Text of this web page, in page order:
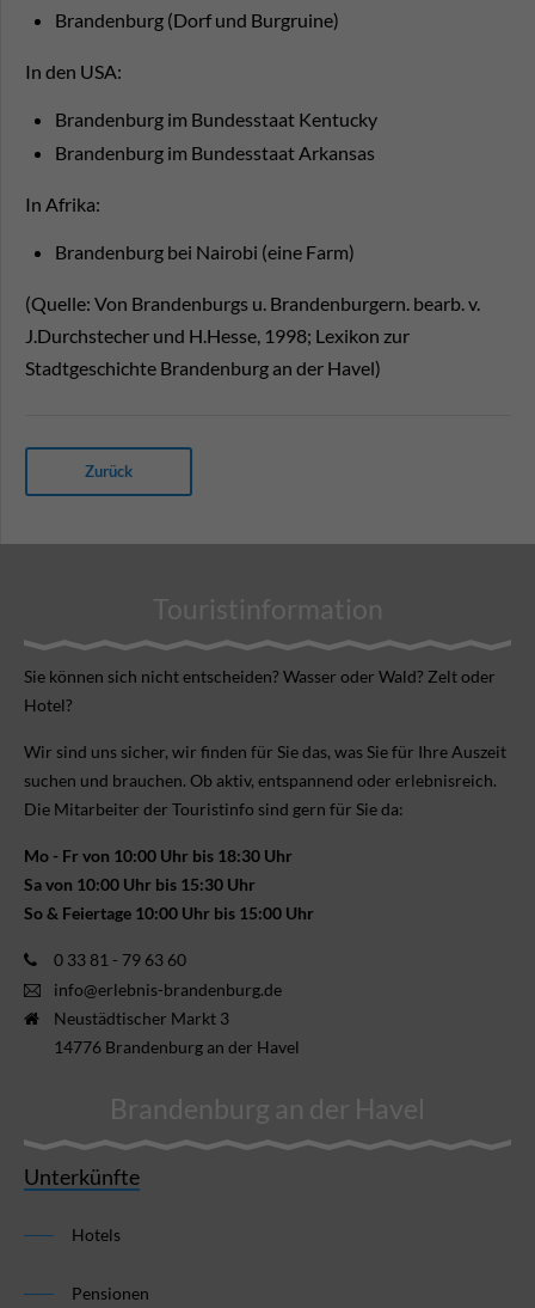
Brandenburg (Dorf und Burgruine)
In den USA:
Brandenburg im Bundesstaat Kentucky
Brandenburg im Bundesstaat Arkansas
In Afrika:
Brandenburg bei Nairobi (eine Farm)
(Quelle: Von Brandenburgs u. Brandenburgern. bearb. v.
J.Durchstecher und H.Hesse, 1998; Lexikon zur
Stadtgeschichte Brandenburg an der Havel)
Zurück
Touristinformation
Sie können sich nicht ent­scheiden? Wasser oder Wald? Zelt oder
Hotel?
Wir sind uns sicher, wir finden für Sie das, was Sie für Ihre Aus­zeit
suchen und brauchen. Ob aktiv, ent­spannend oder erlebnis­reich.
Die Mitarbeiter der Touristinfo sind gern für Sie da:
Mo - Fr von 10:00 Uhr bis 18:30 Uhr
Sa von 10:00 Uhr bis 15:30 Uhr
So & Feiertage 10:00 Uhr bis 15:00 Uhr
0 33 81 - 79 63 60
info@erlebnis-brandenburg.de
Neustädtischer Markt 3
14776 Brandenburg an der Havel
Brandenburg an der Havel
Unterkünfte
Hotels
Pensionen